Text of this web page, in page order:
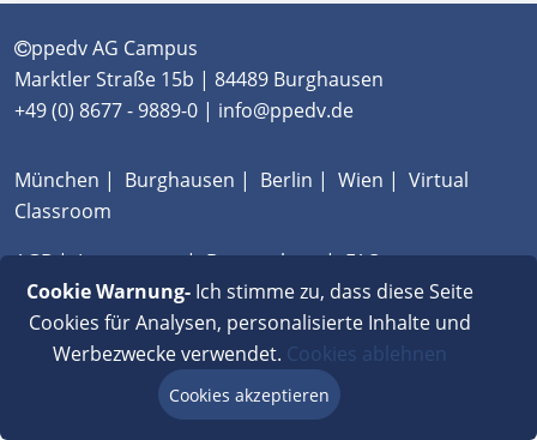
ppedv AG Campus
Marktler Straße 15b | 84489 Burghausen
+49 (0) 8677 - 9889-0 | info@ppedv.de
München | Burghausen | Berlin | Wien | Virtual
Classroom
AGB|Impressum|Datenschutz|FAQ
Cookie Warnung-Ich stimme zu, dass diese Seite
Cookies für Analysen, personalisierte Inhalte und
Werbezwecke verwendet. Cookies ablehnen
Cookies akzeptieren